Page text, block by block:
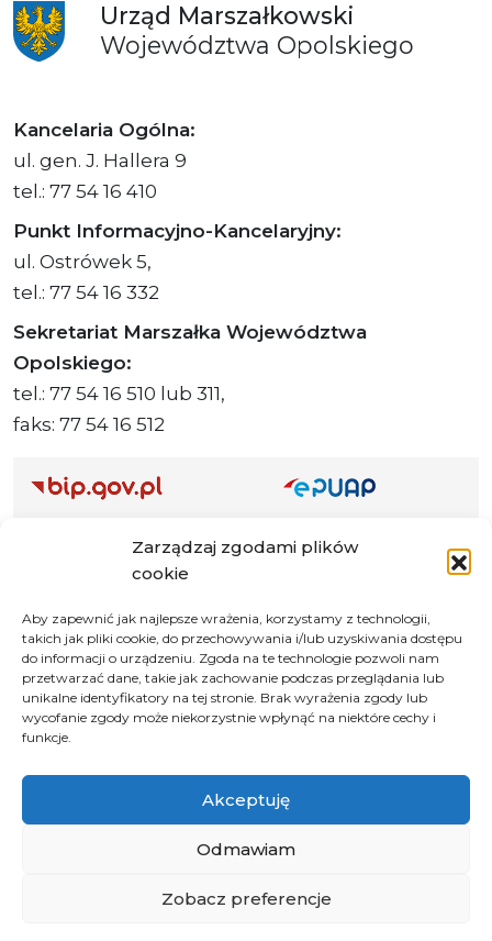
Zarządzaj zgodami plików
cookie
Aby zapewnić jak najlepsze wrażenia, korzystamy z technologii,
takich jak pliki cookie, do przechowywania i/lub uzyskiwania dostępu
do informacji o urządzeniu. Zgoda na te technologie pozwoli nam
przetwarzać dane, takie jak zachowanie podczas przeglądania lub
unikalne identyfikatory na tej stronie. Brak wyrażenia zgody lub
wycofanie zgody może niekorzystnie wpłynąć na niektóre cechy i
funkcje.
Akceptuję
Odmawiam
Zobacz preferencje
Urząd Marszałkowski
Województwa Opolskiego
Kancelaria Ogólna:
ul. gen. J. Hallera 9
tel.: 77 54 16 410
Punkt Informacyjno-Kancelaryjny:
ul. Ostrówek 5,
tel.: 77 54 16 332
Sekretariat Marszałka Województwa
Opolskiego:
tel.: 77 54 16 510 lub 311,
faks: 77 54 16 512
Adres do e-Doręczeń
Polityka prywatności
Klauzula informacyjna RODO
Instrukcja obsługi BIP